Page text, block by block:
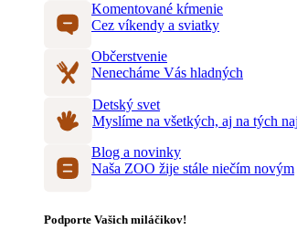
Komentované kŕmenie
Cez víkendy a sviatky
Občerstvenie
Nenecháme Vás hladných
Detský svet
Myslíme na všetkých, aj na tých
Blog a novinky
Naša ZOO žije stále niečím novým
Podporte Vašich miláčikov!